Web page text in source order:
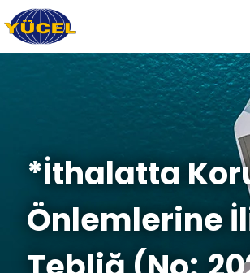
*İthalatta
Önlemlerine